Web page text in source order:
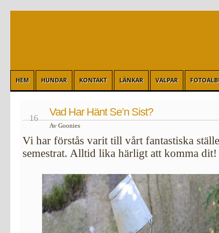
HEM HUNDAR KONTAKT LÄNKAR VALPAR
16 Vad Har Hänt Se’n Sist?
Av Goonies
Vi har förstås varit till vårt fantastiska
semestrat. Alltid lika härligt att komma dit!